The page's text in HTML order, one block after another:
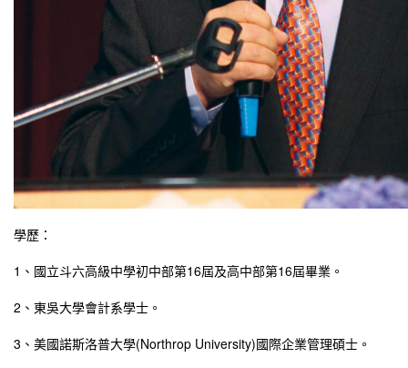
學歷：
1、國立斗六高級中學初中部第16屆及高中部第16屆畢業。
2、東吳大學會計系學士。
3、美國諾斯洛普大學(Northrop University)國際企業管理碩士。